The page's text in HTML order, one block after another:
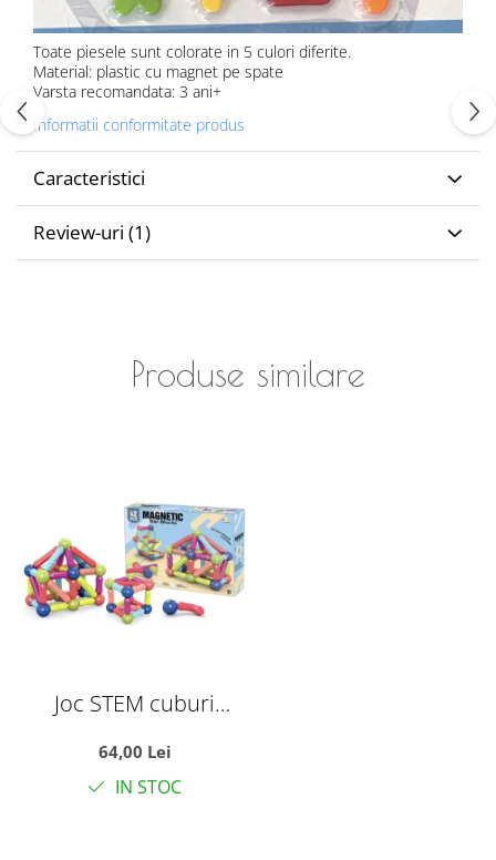
Toate piesele sunt colorate in 5 culori diferite.
Material: plastic cu magnet pe spate
Varsta recomandata: 3 ani+
Informatii conformitate produs
Caracteristici
Review-uri (1)
Produse similare
Joc STEM cuburi
Sticks 42 piese
colorate pentru
64,00 Lei
IN STOC